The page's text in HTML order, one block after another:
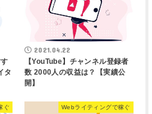
タ
2021.04.22
【YouTube】チャンネル登録者
数 2000人の収益は？【実績公
開】
ぐ Webライティングで稼ぐ